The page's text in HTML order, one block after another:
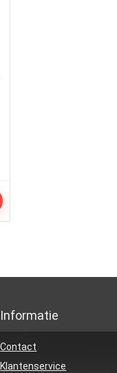
Informatie
Contact
Klantenservice